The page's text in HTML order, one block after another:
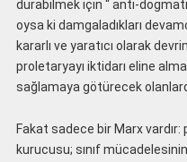
durabilmek için ‘‘ anti-
oysa ki damgaladıkları
kararlı ve yaratıcı olarak
proletaryayı iktidarı eline
sağlamaya götürecek
Fakat sadece bir Marx
kurucusu; sınıf